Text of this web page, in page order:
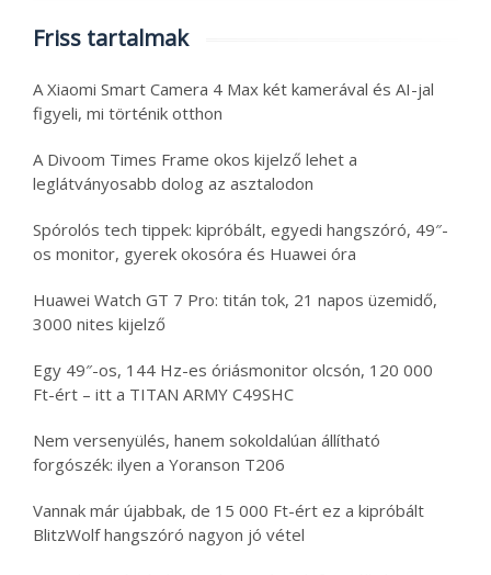
Friss tartalmak
A Xiaomi Smart Camera 4 Max két kamerával és AI-jal
figyeli, mi történik otthon
A Divoom Times Frame okos kijelző lehet a
leglátványosabb dolog az asztalodon
Spórolós tech tippek: kipróbált, egyedi hangszóró, 49″-
os monitor, gyerek okosóra és Huawei óra
Huawei Watch GT 7 Pro: titán tok, 21 napos üzemidő,
3000 nites kijelző
Egy 49″-os, 144 Hz-es óriásmonitor olcsón, 120 000
Ft-ért – itt a TITAN ARMY C49SHC
Nem versenyülés, hanem sokoldalúan állítható
forgószék: ilyen a Yoranson T206
Vannak már újabbak, de 15 000 Ft-ért ez a kipróbált
BlitzWolf hangszóró nagyon jó vétel